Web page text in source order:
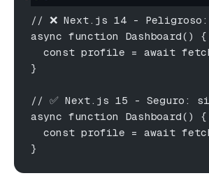
// ❌ Next.js 14 -
async function Dashboard() {
const profile = await
}
// ✅ Next.js 15 - Seguro:
async function Dashboard() {
const profile = await
}